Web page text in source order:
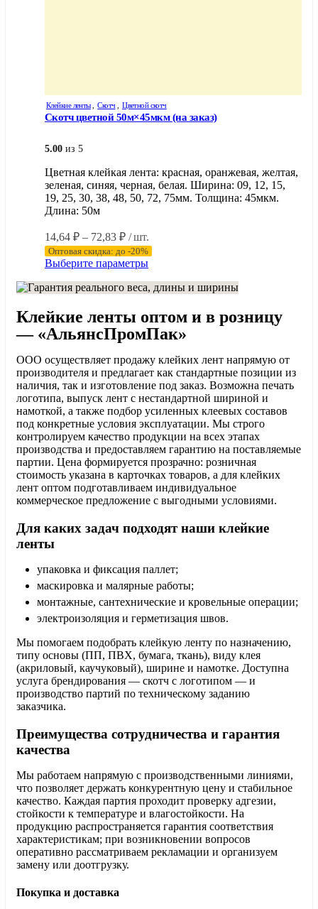
Клейкие ленты, Скотч , Цветной скотч
Скотч цветной 50м×45мкм (на заказ)
5.00 из 5
Цветная клейкая лента: красная, оранжевая, желтая,
зеленая, синяя, черная, белая. Ширина: 09, 12, 15,
19, 25, 30, 38, 48, 50, 72, 75мм. Толщина: 45мкм.
Длина: 50м
14,64 ₽ – 72,83 ₽Диапазон
цен:
14,64 ₽
72,83 ₽
/ шт.
Оптовая скидка: до -20%
Выберите параметрыЭтот
имеет
вариаций.
Опции
можно
на
странице
товара.
Клейкие ленты оптом и в розницу
— «АльянсПромПак»
ООО осуществляет продажу клейких лент напрямую от
производителя и предлагает как стандартные позиции из
наличия, так и изготовление под заказ. Возможна печать
логотипа, выпуск лент с нестандартной шириной и
намоткой, а также подбор усиленных клеевых составов
под конкретные условия эксплуатации. Мы строго
контролируем качество продукции на всех этапах
производства и предоставляем гарантию на поставляемые
партии. Цена формируется прозрачно: розничная
стоимость указана в карточках товаров, а для клейких
лент оптом подготавливаем индивидуальное
коммерческое предложение с выгодными условиями.
Для каких задач подходят наши клейкие
ленты
упаковка и фиксация паллет;
маскировка и малярные работы;
монтажные, сантехнические и кровельные операции;
электроизоляция и герметизация швов.
Мы помогаем подобрать клейкую ленту по назначению,
типу основы (ПП, ПВХ, бумага, ткань), виду клея
(акриловый, каучуковый), ширине и намотке. Доступна
услуга брендирования — скотч с логотипом — и
производство партий по техническому заданию
заказчика.
Преимущества сотрудничества и гарантия
качества
Мы работаем напрямую с производственными линиями,
что позволяет держать конкурентную цену и стабильное
качество. Каждая партия проходит проверку адгезии,
стойкости к температуре и влагостойкости. На
продукцию распространяется гарантия соответствия
характеристикам; при возникновении вопросов
оперативно рассматриваем рекламации и организуем
замену или доотгрузку.
Покупка и доставка